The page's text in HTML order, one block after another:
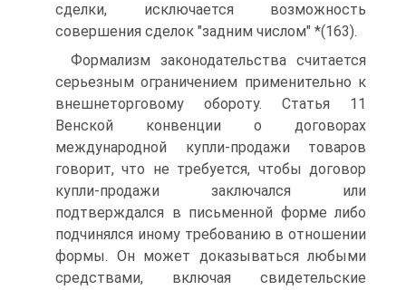
сделки, исключается возможность
совершения сделок "задним числом" *(163).
Формализм законодательства считается
серьезным ограничением применительно к
внешнеторговому обороту. Статья 11
Венской конвенции о договорах
международной купли-продажи товаров
говорит, что не требуется, чтобы договор
купли-продажи заключался или
подтверждался в письменной форме либо
подчинялся иному требованию в отношении
формы. Он может доказываться любыми
средствами, включая свидетельские